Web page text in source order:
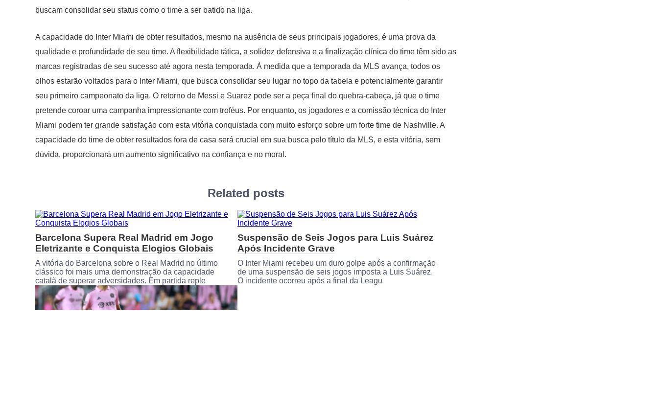
buscam consolidar seu status como o time a ser batido na liga.
A capacidade do Inter Miami de obter resultados, mesmo na ausência de seus principais jogadores, é uma prova da
qualidade e profundidade de seu time. A flexibilidade tática, a solidez defensiva e a finalização clínica do time têm sido as
marcas registradas de seu sucesso até agora nesta temporada. À medida que a temporada da MLS avança, todos os
olhos estarão voltados para o Inter Miami, que busca consolidar seu lugar no topo da tabela e potencialmente garantir
seu primeiro campeonato da liga. O retorno de Messi e Suarez pode ser a peça final do quebra-cabeça, já que o time
pretende coroar uma campanha impressionante com troféus. Por enquanto, os jogadores e a comissão técnica do Inter
Miami podem ter grande satisfação com esta vitória conquistada com muito esforço sobre um forte time de Nashville. A
capacidade do time de obter resultados fora de casa será crucial em sua busca pelo título da MLS, e esta vitória, sem
dúvida, proporcionará um aumento significativo na confiança e no moral.
Related posts
Barcelona Supera Real Madrid em Jogo
Eletrizante e Conquista Elogios Globais
A vitória do Barcelona sobre o Real Madrid no último
clássico foi mais uma demonstração da capacidade
catalã de superar adversidades. Em partida reple
Suspensão de Seis Jogos para Luis Suárez
Após Incidente Grave
O Inter Miami recebeu um duro golpe após a confirmação
de uma suspensão de seis jogos imposta a Luis Suárez.
O incidente ocorreu após a final da Leagu